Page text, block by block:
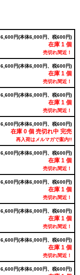
6,600円(本体6,000円、税600円)
在庫 1 個
売切れ間近！
6,600円(本体6,000円、税600円)
在庫 1 個
売切れ間近！
6,600円(本体6,000円、税600円)
在庫 1 個
売切れ間近！
6,600円(本体6,000円、税600円)
在庫 0 個 売切れ中 完売
再入荷はメルマガで案内!!
6,600円(本体6,000円、税600円)
在庫 1 個
売切れ間近！
6,600円(本体6,000円、税600円)
在庫 1 個
売切れ間近！
6,600円(本体6,000円、税600円)
在庫 1 個
売切れ間近！
6,600円(本体6,000円、税600円)
在庫 1 個
売切れ間近！
6,600円(本体6,000円、税600円)